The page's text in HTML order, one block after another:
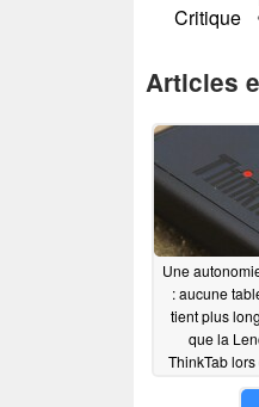
Critique
Articles
Une
: aucune
tient plus
que la
ThinkTab
06/